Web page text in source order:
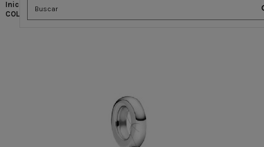
Inicio
COLGANTE MINI PANDORA ME ARCOÍRIS 798390NRGMX